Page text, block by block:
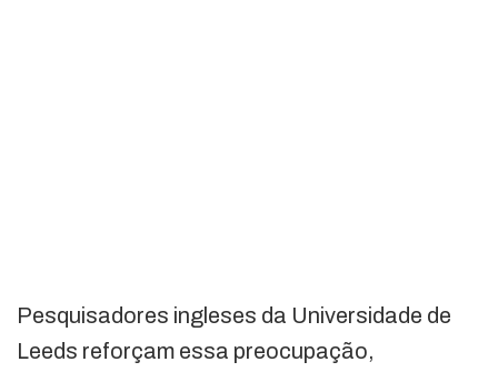
Pesquisadores ingleses da Universidade de
Leeds reforçam essa preocupação,